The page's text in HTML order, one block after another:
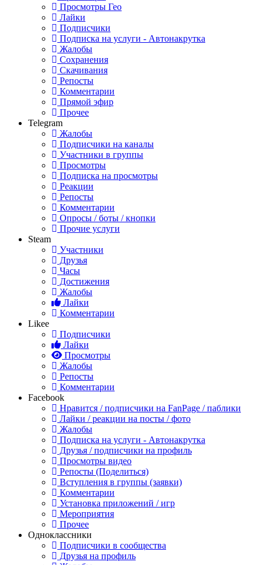
Просмотры Гео
Лайки
Подписчики
Подписка на услуги - Автонакрутка
Жалобы
Сохранения
Скачивания
Репосты
Комментарии
Прямой эфир
Прочее
Telegram
Жалобы
Подписчики на каналы
Участники в группы
Просмотры
Подписка на просмотры
Реакции
Репосты
Комментарии
Опросы / боты / кнопки
Прочие услуги
Steam
Участники
Друзья
Часы
Достижения
Жалобы
Лайки
Комментарии
Likee
Подписчики
Лайки
Просмотры
Жалобы
Репосты
Комментарии
Facebook
Нравится / подписчики на FanPage / паблики
Лайки / реакции на посты / фото
Жалобы
Подписка на услуги - Автонакрутка
Друзья / подписчики на профиль
Просмотры видео
Репосты (Поделиться)
Вступления в группы (заявки)
Комментарии
Установка приложений / игр
Мероприятия
Прочее
Одноклассники
Подписчики в сообщества
Друзья на профиль